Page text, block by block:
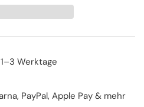
1–3 Werktage
PayPal, Apple Pay & mehr